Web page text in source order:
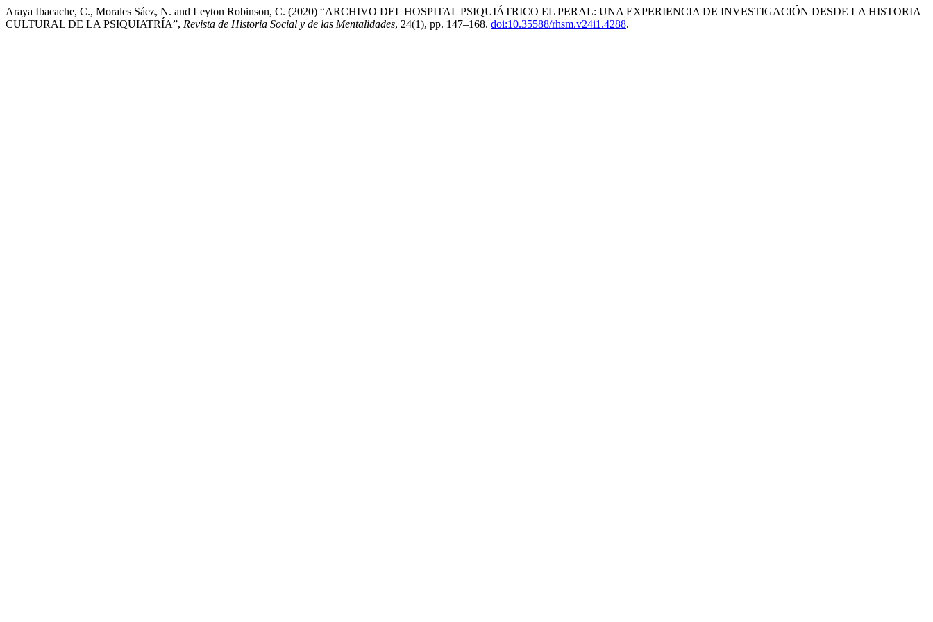
Araya Ibacache, C., Morales Sáez, N. and Leyton Robinson, C. (2020) “ARCHIVO DEL HOSPITAL PSIQUIÁTRICO EL PERAL: UNA EXPERIENCIA DE INVESTIGACIÓN DESDE LA HISTORIA
CULTURAL DE LA PSIQUIATRÍA”, Revista de Historia Social y de las Mentalidades, 24(1), pp. 147–168. doi:10.35588/rhsm.v24i1.4288.